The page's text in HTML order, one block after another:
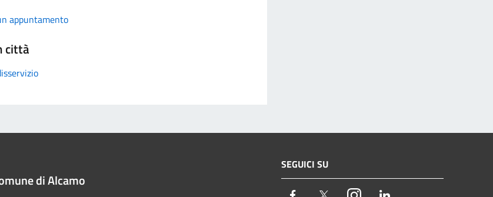
appuntamento
città
di Alcamo
SEGUICI SU